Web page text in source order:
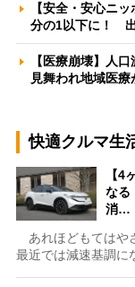
【安全・安心ニ
分の1以下に！
【医療崩壊】人
見舞われ地域医
快適クルマ生
【4
なる
消…
あれほどもてはや
最近では減速基調